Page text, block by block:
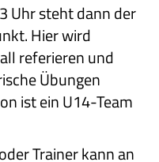
Uhr steht dann der
Hier wird
referieren und
Übungen
ist ein U14-Team
Trainer kann an